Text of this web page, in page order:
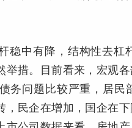
稳中有降，结构性去
举措。目前看来，宏观
务问题比较严重，居民
，民企在增加，国企在